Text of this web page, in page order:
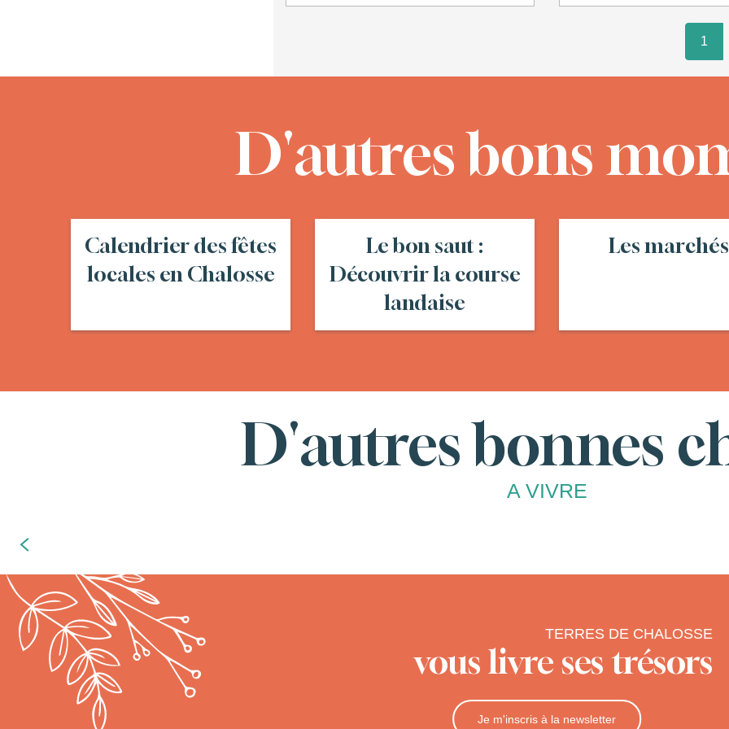
1
D'autres bons
Calendrier des fêtes
locales en Chalosse
Le bon saut :
Découvrir la course
landaise
Les marchés
D'autres bonnes
A VIVRE
TERRES DE CHALOSSE
vous livre ses trésors
Je m'inscris à la newsletter